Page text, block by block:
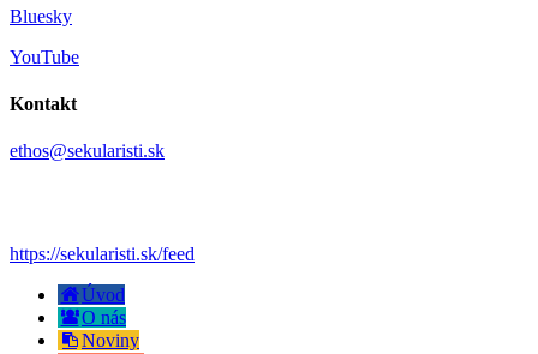
Bluesky
YouTube
Kontakt
ethos@sekularisti.sk
https://sekularisti.sk/feed
Úvod
O nás
Noviny